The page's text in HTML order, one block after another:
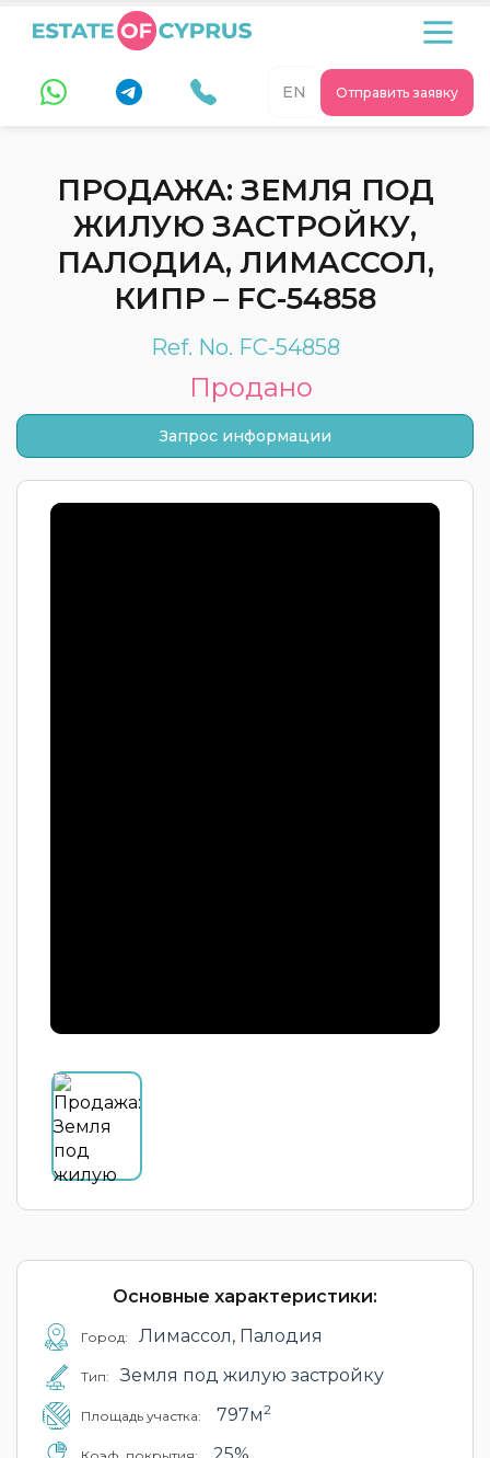
Отправить заявку
EN
ПРОДАЖА: ЗЕМЛЯ ПОД
ЖИЛУЮ ЗАСТРОЙКУ,
ПАЛОДИА, ЛИМАССОЛ,
КИПР – FC-54858
Ref. No. FC-54858
Продано
Запрос информации
Основные характеристики:
Город: Лимассол, Палодия
Тип: Земля под жилую застройку
Площадь участка: 797м2